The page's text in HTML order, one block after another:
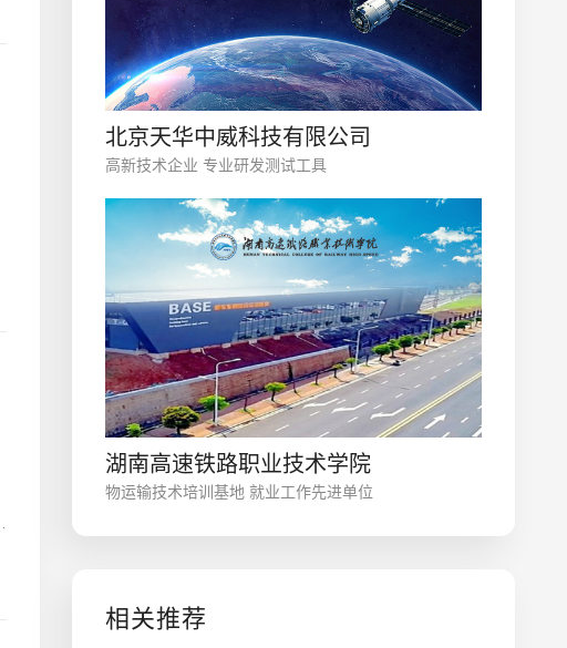
北京天华中威科技有限公司
高新技术企业 专业研发测试工具
湖南高速铁路职业技术学院
物运输技术培训基地 就业工作先进单位
相关推荐
微信号